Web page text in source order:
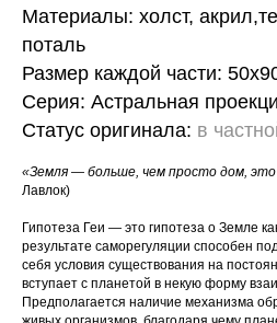
Материалы: холст,
поталь
Размер каждой части:
Серия: Астральная
Статус оригинала: в
«Земля — больше, чем просто дом, это
Лавлок​)
Гипотеза Геи — это гипотеза о Земле
результате саморегуляции способен
себя условия существования на
вступает с планетой в некую форму
Предполагается наличие механизма